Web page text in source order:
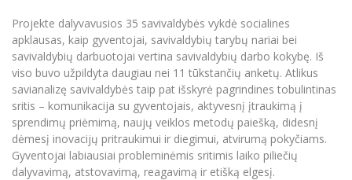
Kontaktų paieška
Projekte dalyvavusios 35 savivaldybės vykdė socialines
apklausas, kaip gyventojai, savivaldybių tarybų nariai bei
savivaldybių darbuotojai vertina savivaldybių darbo kokybę. Iš
viso buvo užpildyta daugiau nei 11 tūkstančių anketų. Atlikus
savianalizę savivaldybės taip pat išskyrė pagrindines tobulintinas
sritis – komunikacija su gyventojais, aktyvesnį įtraukimą į
sprendimų priėmimą, naujų veiklos metodų paiešką, didesnį
dėmesį inovacijų pritraukimui ir diegimui, atvirumą pokyčiams.
Gyventojai labiausiai probleminėmis sritimis laiko piliečių
dalyvavimą, atstovavimą, reagavimą ir etišką elgesį.